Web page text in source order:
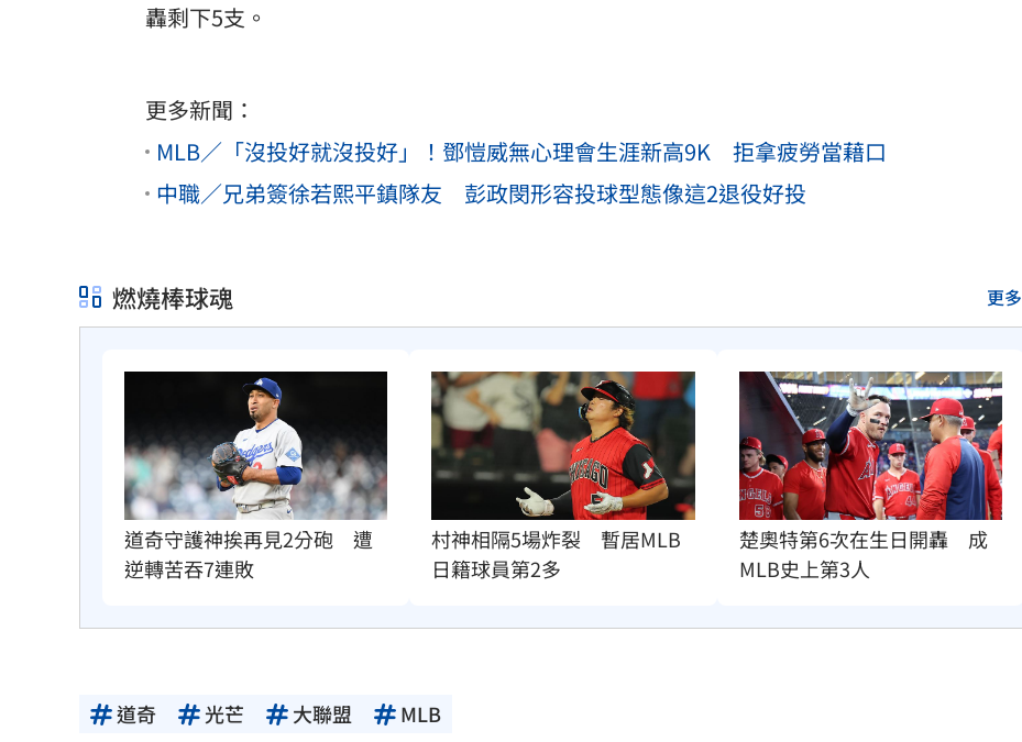
轟剩下5支。
更多新聞：
MLB／「沒投好就沒投好」！鄧愷威無心理會生涯新高9K 拒拿疲勞當藉口
中職／兄弟簽徐若熙平鎮隊友 彭政閔形容投球型態像這2退役好投
燃燒棒球魂 更多
道奇守護神挨再見2分砲　遭
逆轉苦吞7連敗
村神相隔5場炸裂　暫居MLB
日籍球員第2多
楚奧特第6次在生日開轟　成
MLB史上第3人
道奇 光芒 大聯盟 MLB